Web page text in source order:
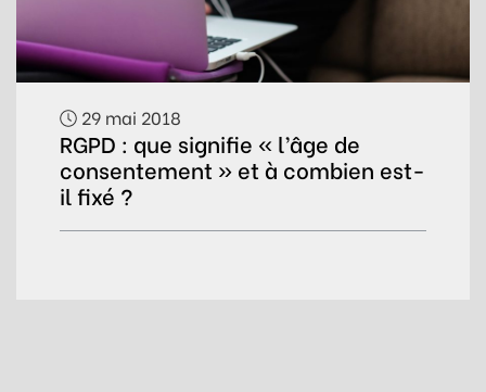
29 mai 2018
RGPD : que signifie « l’âge de
consentement » et à combien est-
il fixé ?